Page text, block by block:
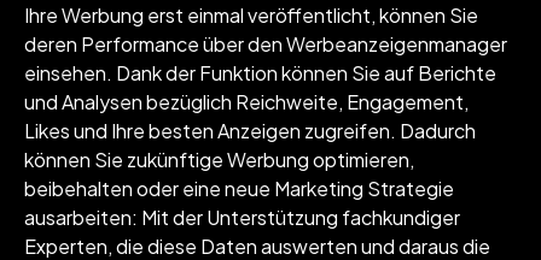
Ihre Werbung erst einmal veröffentlicht, können Sie
deren Performance über den Werbeanzeigenmanager
einsehen. Dank der Funktion können Sie auf Berichte
und Analysen bezüglich Reichweite, Engagement,
Likes und Ihre besten Anzeigen zugreifen. Dadurch
können Sie zukünftige Werbung optimieren,
beibehalten oder eine neue Marketing Strategie
ausarbeiten: Mit der Unterstützung fachkundiger
Experten, die diese Daten auswerten und daraus die